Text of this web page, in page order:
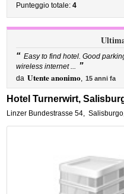
Punteggio totale:4
“ Easy to find hotel. Good
wireless internet ... ”
da Utente anonimo, 15 anni fa
Hotel Turnerwirt,
Linzer Bundestrasse 54, Salisburgo